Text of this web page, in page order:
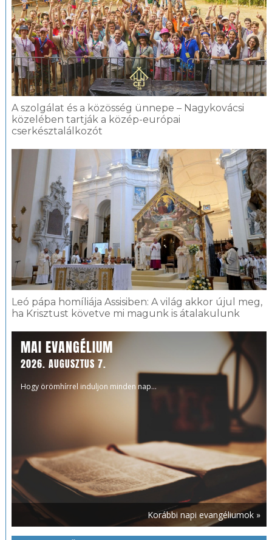
A szolgálat és a közösség ünnepe – Nagykovácsi
közelében tartják a közép-európai
cserkésztalálkozót
Leó pápa homíliája Assisiben: A világ akkor újul meg,
ha Krisztust követve mi magunk is átalakulunk
MAI EVANGÉLIUM
2026. AUGUSZTUS 7.
Hogy örömhírrel induljon minden nap...
Korábbi napi evangéliumok »